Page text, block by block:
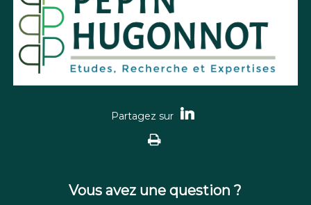
Vous avez une question ?